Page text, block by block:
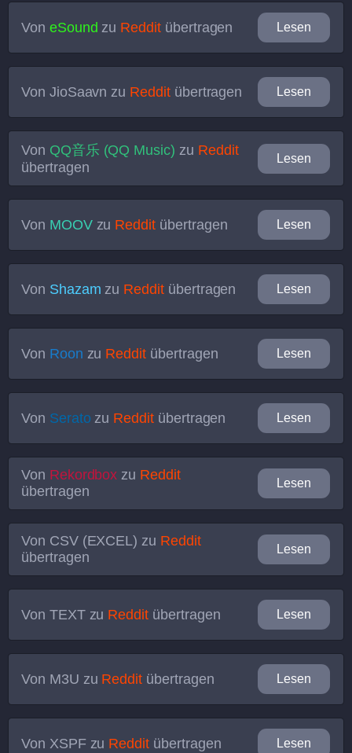
Von eSound zu Redditübertragen Lesen
Von JioSaavn zu Redditübertragen Lesen
Von QQ音乐 (QQ Music) zu Reddit
übertragen
Lesen
Von MOOVzu Reddit übertragen Lesen
Von Shazam zu Redditübertragen Lesen
Von Roon zu Reddit übertragen Lesen
Von Serato zu Redditübertragen Lesen
Von Rekordbox zu Reddit
übertragen
Lesen
Von CSV (EXCEL) zu Reddit
übertragen
Lesen
Von TEXTzu Reddit übertragen Lesen
Von M3U zu Reddit übertragen Lesen
Von XSPFzu Reddit übertragen Lesen